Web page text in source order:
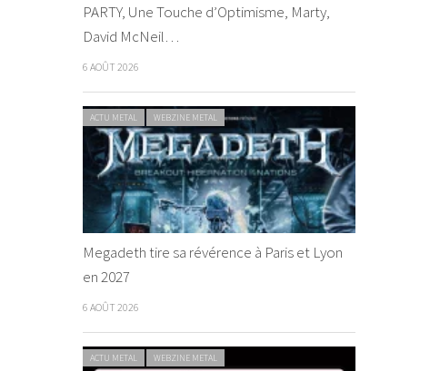
PARTY, Une Touche d’Optimisme, Marty,
David McNeil…
6 AOÛT 2026
ACTU METAL WEBZINE METAL
Megadeth tire sa révérence à Paris et Lyon
en 2027
6 AOÛT 2026
ACTU METAL WEBZINE METAL